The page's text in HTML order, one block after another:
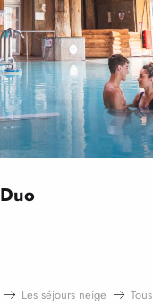
Duo
Les séjours neige